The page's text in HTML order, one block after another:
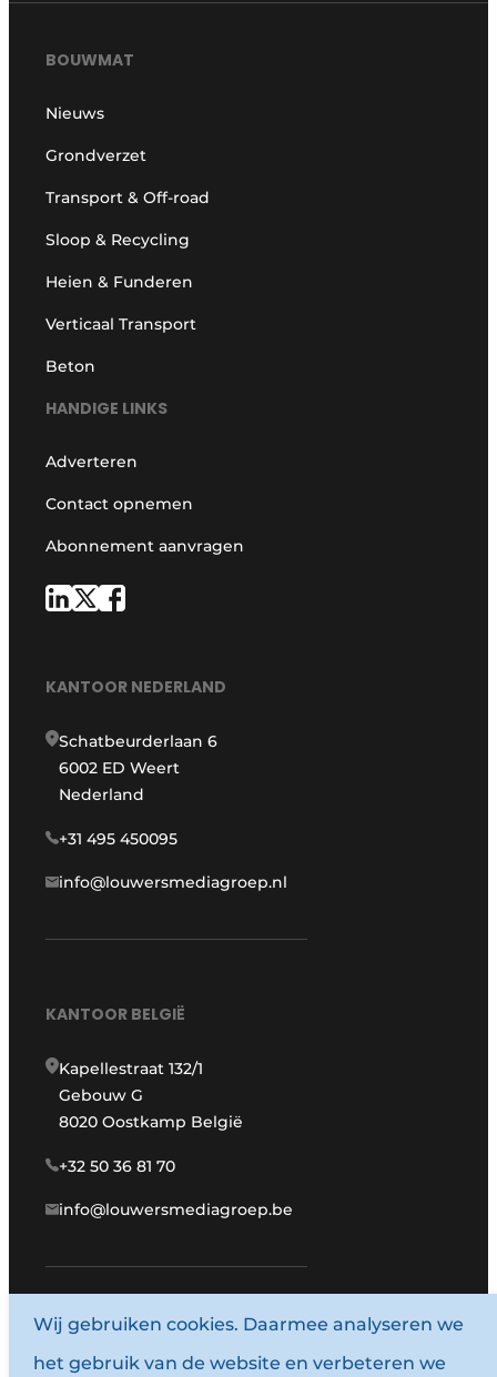
BOUWMAT
Nieuws
Grondverzet
Transport & Off-road
Sloop & Recycling
Heien & Funderen
Verticaal Transport
Beton
HANDIGE LINKS
Adverteren
Contact opnemen
Abonnement aanvragen
KANTOOR NEDERLAND
Schatbeurderlaan 6
6002 ED Weert
Nederland
+31 495 450095
info@louwersmediagroep.nl
KANTOOR BELGIË
Kapellestraat 132/1
Gebouw G
8020 Oostkamp België
+32 50 36 81 70
info@louwersmediagroep.be
www.louwersmediagroep.com
© 1987 - 2026 Louwersmediagroep.
Wij gebruiken cookies. Daarmee analyseren we
het gebruik van de website en verbeteren we